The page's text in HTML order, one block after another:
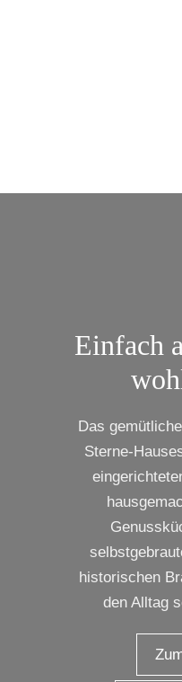
Einfach
Das
Sterne-
historischen
den Alltag